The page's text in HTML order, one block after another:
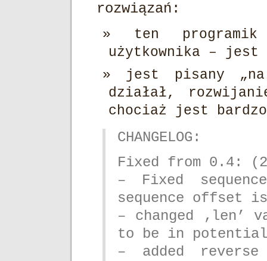
rozwiązań:
ten
użytkownika – jest
jest pisany
działał,
chociaż jest
CHANGELOG:
Fixed from 0.4:
– Fixed
sequence offset
– changed ‚len’
to be in
– added